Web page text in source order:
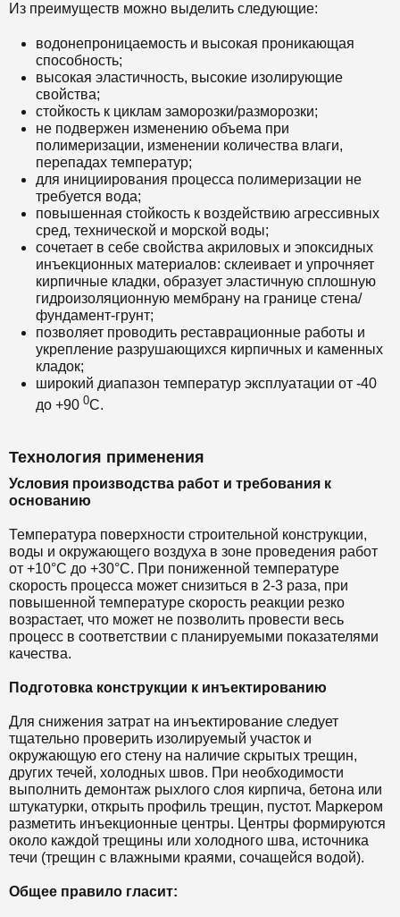
Из преимуществ можно выделить следующие:
водонепроницаемость и высокая проникающая
способность;
высокая эластичность, высокие изолирующие
свойства;
стойкость к циклам заморозки/разморозки;
не подвержен изменению объема при
полимеризации, изменении количества влаги,
перепадах температур;
для инициирования процесса полимеризации не
требуется вода;
повышенная стойкость к воздействию агрессивных
сред, технической и морской воды;
сочетает в себе свойства акриловых и эпоксидных
инъекционных материалов: склеивает и упрочняет
кирпичные кладки, образует эластичную сплошную
гидроизоляционную мембрану на границе стена/
фундамент-грунт;
позволяет проводить реставрационные работы и
укрепление разрушающихся кирпичных и каменных
кладок;
широкий диапазон температур эксплуатации от -40
до +90 0С.
Технология применения
Условия производства работ и требования к
основанию
Температура поверхности строительной конструкции,
воды и окружающего воздуха в зоне проведения работ
от +10°С до +30°С. При пониженной температуре
скорость процесса может снизиться в 2-3 раза, при
повышенной температуре скорость реакции резко
возрастает, что может не позволить провести весь
процесс в соответствии с планируемыми показателями
качества.
Подготовка конструкции к инъектированию
Для снижения затрат на инъектирование следует
тщательно проверить изолируемый участок и
окружающую его стену на наличие скрытых трещин,
других течей, холодных швов. При необходимости
выполнить демонтаж рыхлого слоя кирпича, бетона или
штукатурки, открыть профиль трещин, пустот. Маркером
разметить инъекционные центры. Центры формируются
около каждой трещины или холодного шва, источника
течи (трещин с влажными краями, сочащейся водой).
Общее правило гласит: